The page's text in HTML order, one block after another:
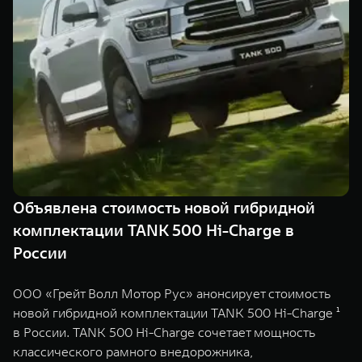
TANK 500
Веди за собой
от 6 499 000 ₽
TANK 700
от 10 199
TANK Финансы
Корпоративным клиентам
TANK ФИНАНСЫ
TANK Кредит
TANK Лизинг
TANK Страхование
Сервис
Специальные предложения
Моторные масла
ЦИФРОВЫЕ СЕРВИСЫ TANK
Цифровые сервисы TANK
Подписки
Объявлена стоимость новой гибридной
комплектации TANK 500 Hi-Charge в
России
ООО «Грейт Волл Мотор Рус» анонсирует стоимость
новой гибридной комплектации TANK 500 Hi-Charge ¹
в России. TANK 500 Hi-Charge сочетает мощность
классического рамного внедорожника,